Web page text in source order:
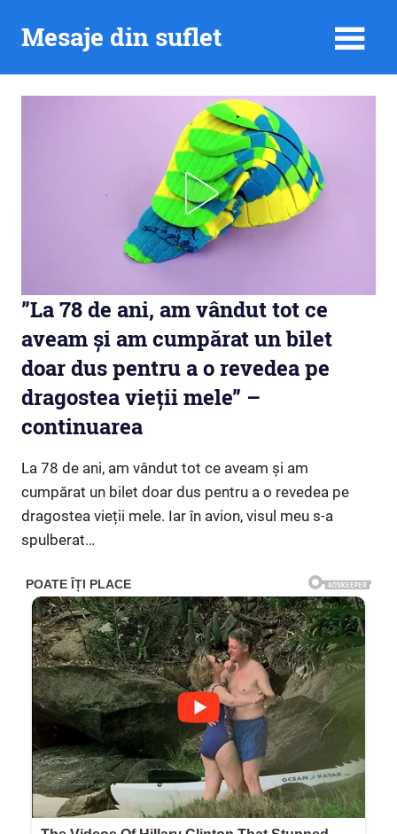
Mesaje din suflet
”La 78 de ani, am vândut tot ce
aveam și am cumpărat un bilet
doar dus pentru a o revedea pe
dragostea vieții mele” –
continuarea
La 78 de ani, am vândut tot ce aveam și am
cumpărat un bilet doar dus pentru a o revedea pe
dragostea vieții mele. Iar în avion, visul meu s-a
spulberat…